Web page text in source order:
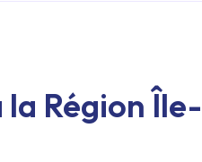
Région Île-